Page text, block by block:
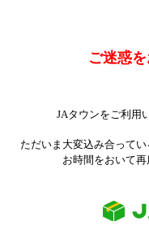
ご迷惑
JAタウンをご利用
ただいま大変込み合って
お時間をおいて